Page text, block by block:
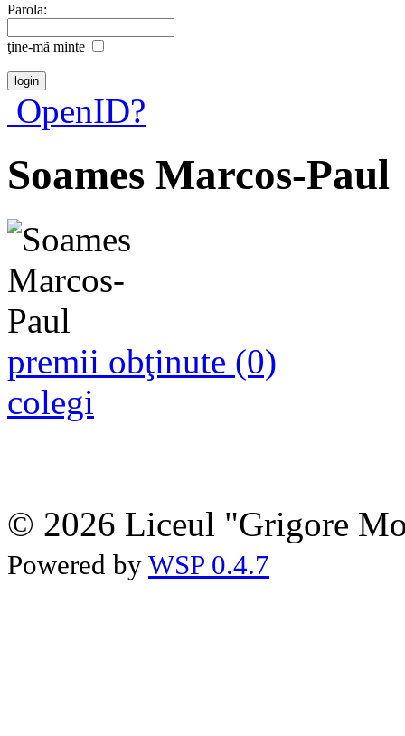
Parola:
ţine-mã minte
OpenID?
Soames Marcos-Paul
premii obţinute (0)
colegi
© 2026 Liceul "Grigore
Powered by WSP 0.4.7